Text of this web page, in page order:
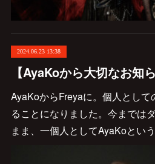
2024.06.23 13:38
【AyaKoから大切なお知
AyaKoからFreyaに。個人として
ることになりました。今までは
まま、一個人としてAyaKoとい